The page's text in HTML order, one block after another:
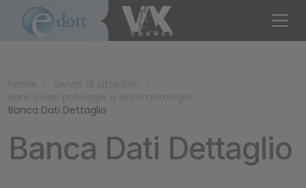
>
>
>
Banca Dati Dettaglio
Banca Dati Dettaglio